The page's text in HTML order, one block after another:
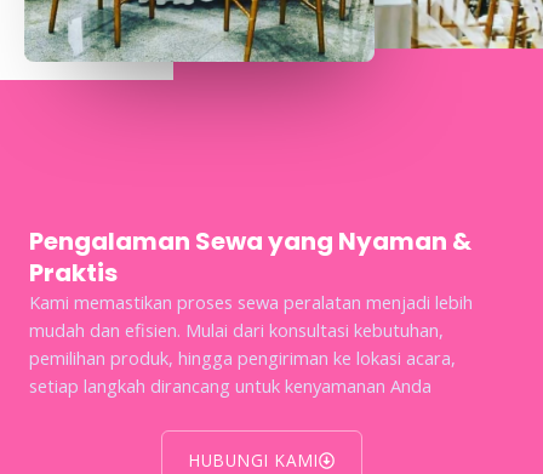
Pengalaman Sewa yang Nyaman &
Praktis
Kami memastikan proses sewa peralatan menjadi lebih
mudah dan efisien. Mulai dari konsultasi kebutuhan,
pemilihan produk, hingga pengiriman ke lokasi acara,
setiap langkah dirancang untuk kenyamanan Anda
HUBUNGI KAMI